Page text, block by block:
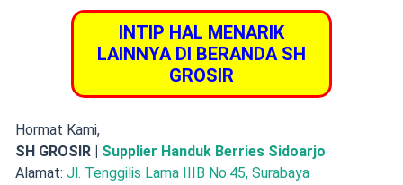
INTIP HAL MENARIK
LAINNYA DI BERANDA SH
GROSIR
Hormat Kami,
SH GROSIR | Supplier Handuk Berries Sidoarjo
Alamat: Jl. Tenggilis Lama IIIB No.45, Surabaya